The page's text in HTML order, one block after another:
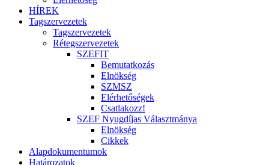
HÍREK
Tagszervezetek
Tagszervezetek
Rétegszervezetek
SZEFIT
Bemutatkozás
Elnökség
SZMSZ
Elérhetőségek
Csatlakozz!
SZEF Nyugdíjas Választmánya
Elnökség
Cikkek
Alapdokumentumok
Határozatok